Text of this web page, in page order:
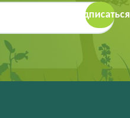
Подписаться